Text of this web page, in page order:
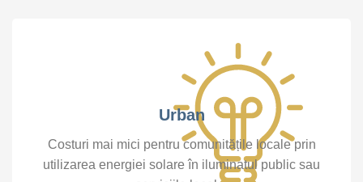
Urban
Costuri mai mici pentru comunitățile locale prin
utilizarea energiei solare în iluminatul public sau